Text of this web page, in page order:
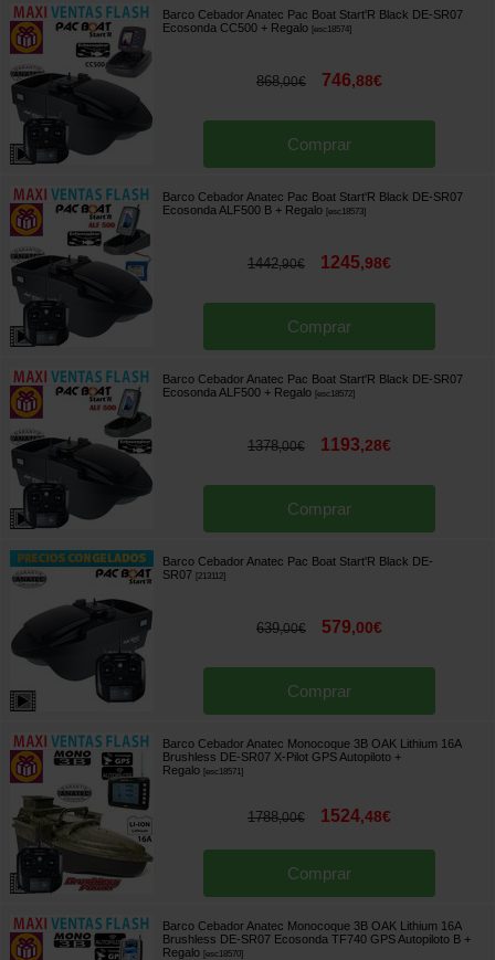
Barco Cebador Anatec Pac Boat Start'R Black DE-SR07
Ecosonda CC500 + Regalo [esc18574]
868,00€ 746,88€
Comprar
Barco Cebador Anatec Pac Boat Start'R Black DE-SR07
Ecosonda ALF500 B + Regalo [esc18573]
1442,90€ 1245,98€
Comprar
Barco Cebador Anatec Pac Boat Start'R Black DE-SR07
Ecosonda ALF500 + Regalo [esc18572]
1378,00€ 1193,28€
Comprar
Barco Cebador Anatec Pac Boat Start'R Black DE-
SR07 [213112]
639,00€ 579,00€
Comprar
Barco Cebador Anatec Monocoque 3B OAK Lithium 16A
Brushless DE-SR07 X-Pilot GPS Autopiloto +
Regalo [esc18571]
1788,00€ 1524,48€
Comprar
Barco Cebador Anatec Monocoque 3B OAK Lithium 16A
Brushless DE-SR07 Ecosonda TF740 GPS Autopiloto B +
Regalo [esc18570]